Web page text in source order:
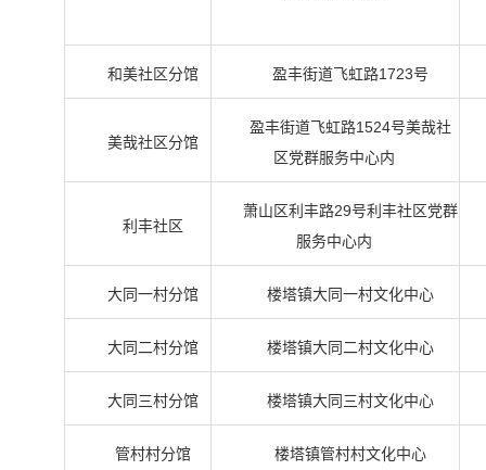
和美社区分馆 盈丰街道飞虹路1723号
美哉社区分馆
盈丰街道飞虹路1524号美哉社
区党群服务中心内
利丰社区
萧山区利丰路29号利丰社区党群
服务中心内
大同一村分馆 楼塔镇大同一村文化中心
大同二村分馆 楼塔镇大同二村文化中心
大同三村分馆 楼塔镇大同三村文化中心
管村村分馆 楼塔镇管村村文化中心